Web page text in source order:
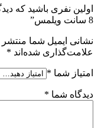
اولین نفری باشید که
8 سانت ویلمس”
نشانی ایمیل شما
علامت‌گذاری شده‌اند *
امتیاز شما *
دیدگاه شما *